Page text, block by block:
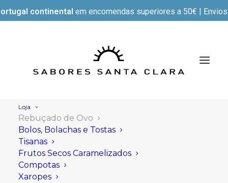
continental em encomendas superiores a 50€ |
Loja
Rebuçado de Ovo
Bolos, Bolachas e Tostas
Tisanas
Frutos Secos Caramelizados
Compotas
Xaropes